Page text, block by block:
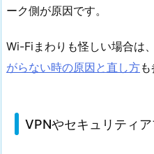
ーク側が原因です。
Wi-Fiまわりも怪しい場合は、
がらない時の原因と直し方
VPNやセキュリティ